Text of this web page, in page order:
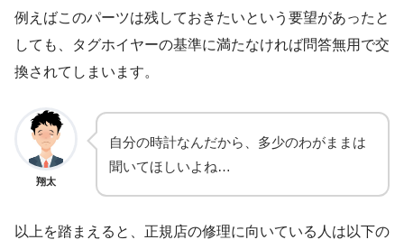
例えばこのパーツは残しておきたいという要望があったと
しても、タグホイヤーの基準に満たなければ問答無用で交
換されてしまいます。
翔太
自分の時計なんだから、多少のわがままは
聞いてほしいよね…
以上を踏まえると、正規店の修理に向いている人は以下の